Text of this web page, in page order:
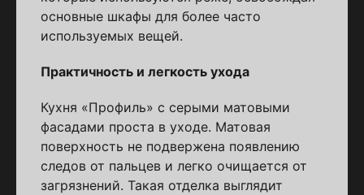
основные шкафы для более часто
используемых вещей.
Практичность и легкость ухода
Кухня «Профиль» с серыми матовыми
фасадами проста в уходе. Матовая
поверхность не подвержена появлению
следов от пальцев и легко очищается от
загрязнений. Такая отделка выглядит